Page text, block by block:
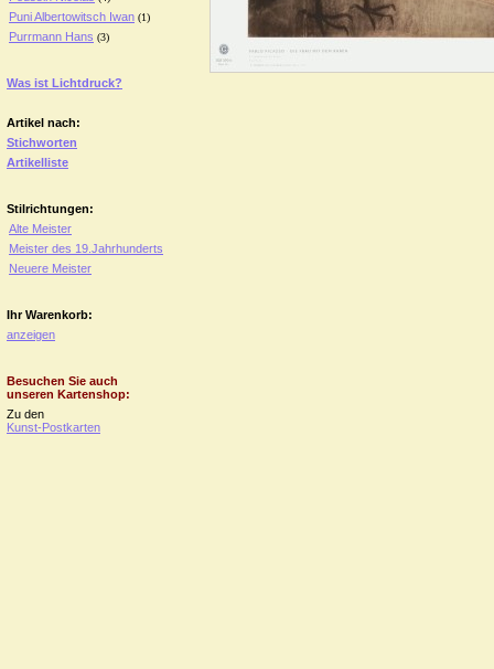
Puni Albertowitsch Iwan (1)
Purrmann Hans (3)
Was ist Lichtdruck?
Artikel nach:
Stichworten
Artikelliste
Stilrichtungen:
Alte Meister
Meister des 19.Jahrhunderts
Neuere Meister
Ihr Warenkorb:
anzeigen
Besuchen Sie auch
unseren Kartenshop:
Zu den
Kunst-Postkarten